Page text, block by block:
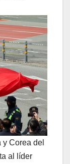
Corea del
al líder